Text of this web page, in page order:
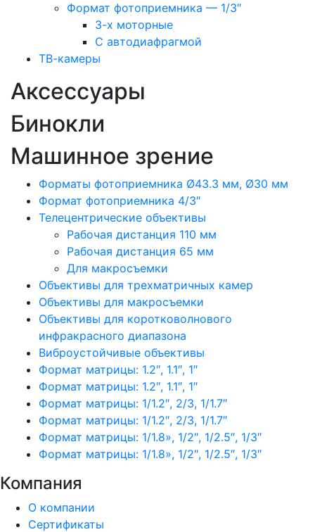
Формат фотоприемника — 1/3″
3-х моторные
С автодиафрагмой
ТВ-камеры
Аксессуары
Бинокли
Машинное зрение
Форматы фотоприемника Ø43.3 мм, Ø30 мм
Формат фотоприемника 4/3″
Телецентрические объективы
Рабочая дистанция 110 мм
Рабочая дистанция 65 мм
Для макросъемки
Объективы для трехматричных камер
Объективы для макросъемки
Объективы для коротковолнового
инфракрасного диапазона
Виброустойчивые объективы
Формат матрицы: 1.2″, 1.1″, 1″
Формат матрицы: 1.2″, 1.1″, 1″
Формат матрицы: 1/1.2″, 2/3, 1/1.7″
Формат матрицы: 1/1.2″, 2/3, 1/1.7″
Формат матрицы: 1/1.8», 1/2″, 1/2.5″, 1/3″
Формат матрицы: 1/1.8», 1/2″, 1/2.5″, 1/3″
Компания
О компании
Сертификаты